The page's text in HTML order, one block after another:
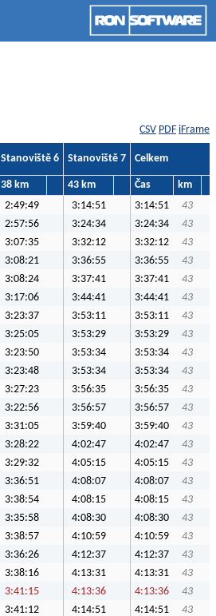
CSV PDF iFrame
Stanoviště 6 Stanoviště 7 Celkem
38 km 43 km Čas
km
2:49:49 3:14:51 3:14:51
43
2:57:56 3:24:34 3:24:34
43
3:07:35 3:32:12 3:32:12
43
3:08:21 3:36:55 3:36:55
43
3:08:24 3:37:41 3:37:41
43
3:17:06 3:44:41 3:44:41
43
3:23:37 3:53:11 3:53:11
43
3:25:05 3:53:29 3:53:29
43
3:23:50 3:53:34 3:53:34
43
3:23:48 3:53:34 3:53:34
43
3:27:23 3:56:35 3:56:35
43
3:22:56 3:56:57 3:56:57
43
3:31:05 3:59:40 3:59:40
43
3:28:22 4:02:47 4:02:47
43
3:29:32 4:05:15 4:05:15
43
3:36:51 4:08:07 4:08:07
43
3:38:54 4:08:15 4:08:15
43
3:35:58 4:08:30 4:08:30
43
3:38:57 4:10:59 4:10:59
43
3:36:26 4:12:37 4:12:37
43
3:38:16 4:13:31 4:13:31
43
3:41:15 4:13:36 4:13:36
43
3:41:12 4:14:51 4:14:51
43